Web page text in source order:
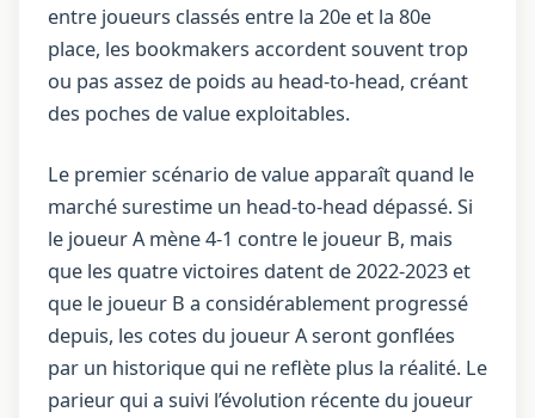
entre joueurs classés entre la 20e et la 80e
place, les bookmakers accordent souvent trop
ou pas assez de poids au head-to-head, créant
des poches de value exploitables.
Le premier scénario de value apparaît quand le
marché surestime un head-to-head dépassé. Si
le joueur A mène 4-1 contre le joueur B, mais
que les quatre victoires datent de 2022-2023 et
que le joueur B a considérablement progressé
depuis, les cotes du joueur A seront gonflées
par un historique qui ne reflète plus la réalité. Le
parieur qui a suivi l’évolution récente du joueur